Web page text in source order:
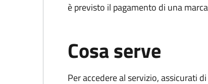
è previsto il pagamento di una
Cosa serve
Per accedere al servizio, assicurati